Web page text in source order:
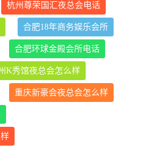
杭州尊荣国汇夜总会电话
合肥18年商务娱乐会所
合肥环球金殿会所电话
K秀馆夜总会怎么样
重庆新豪会夜总会怎么样